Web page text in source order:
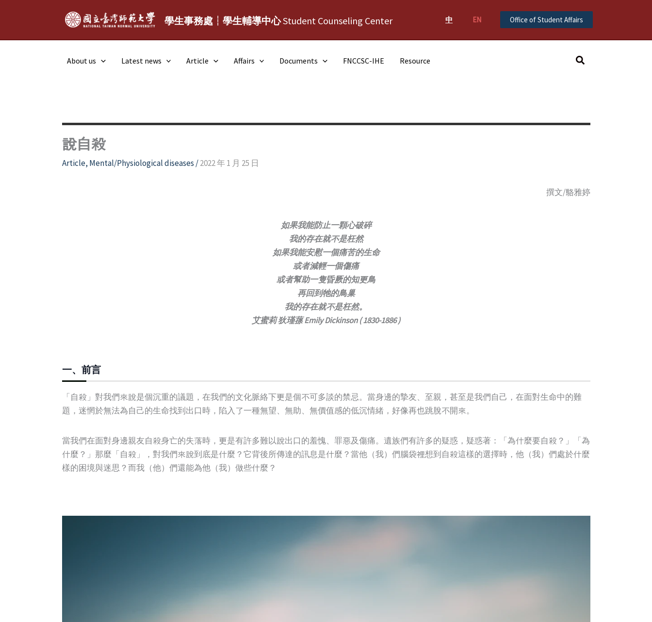
學生事務處┆學生輔導中心Student Counseling Center 中 EN Office of Student Affairs
About us Latest news Article Affairs Documents FNCCSC-IHE Resource Search
說自殺
Article, Mental/Physiological diseases /2022 年 1 月 25 日
撰文/駱雅婷
如果我能防止一顆心破碎
我的存在就不是枉然
如果我能安慰一個痛苦的生命
或者減輕一個傷痛
或者幫助一隻昏厥的知更鳥
再回到牠的鳥巢
我的存在就不是枉然。
艾蜜莉 狄瑾蓀 Emily Dickinson ( 1830-1886 )
一、前言
「自殺」對我們來說是個沉重的議題，在我們的文化脈絡下更是個不可多談的禁忌。當身邊的摯友、至親，甚至是我們自己，在面對生命中的難
題，迷惘於無法為自己的生命找到出口時，陷入了一種無望、無助、無價值感的低沉情緒，好像再也跳脫不開來。
當我們在面對身邊親友自殺身亡的失落時，更是有許多難以說出口的羞愧、罪惡及傷痛。遺族們有許多的疑惑，疑惑著：「為什麼要自殺？」「為
什麼？」那麼「自殺」，對我們來說到底是什麼？它背後所傳達的訊息是什麼？當他（我）們腦袋裡想到自殺這樣的選擇時，他（我）們處於什麼
樣的困境與迷思？而我（他）們還能為他（我）做些什麼？